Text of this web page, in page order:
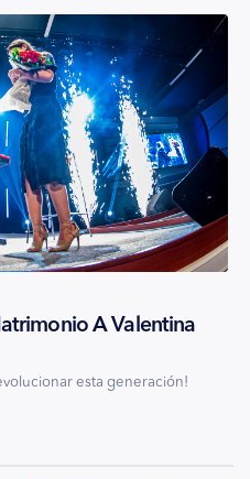
A Valentina
esta generación!